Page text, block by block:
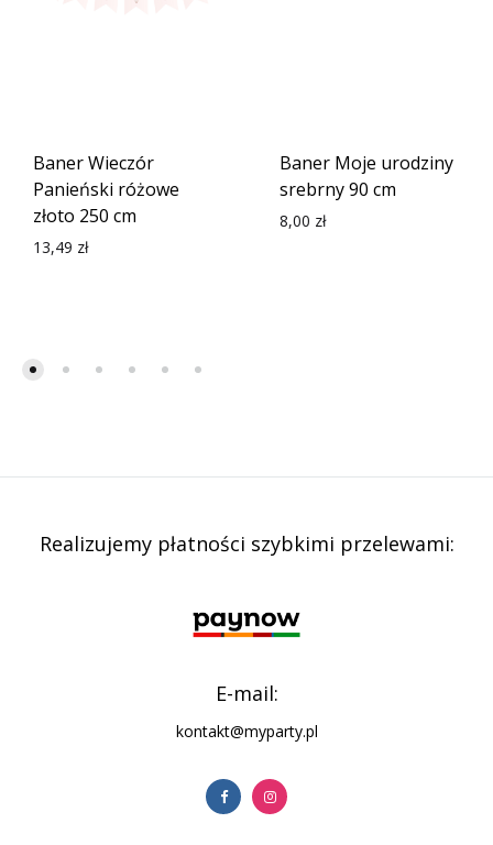
Baner Wieczór
Panieński różowe
złoto 250 cm
13,49 zł
Baner Moje urodziny
srebrny 90 cm
8,00 zł
Realizujemy płatności szybkimi przelewami:
E-mail:
kontakt@myparty.pl